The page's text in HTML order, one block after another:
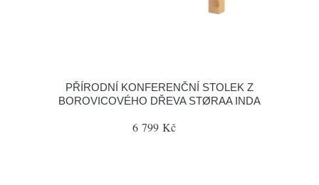
PŘÍRODNÍ KONFERENČNÍ STOLEK Z
BOROVICOVÉHO DŘEVA STØRAA INDA
6 799 Kč